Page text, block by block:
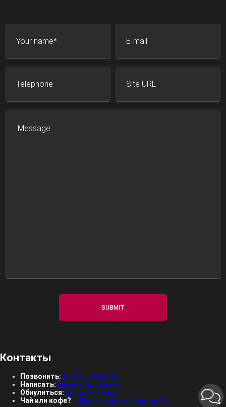
Контакты
Позвонить: +7 965 150 03 03
Написать: office@crazy.studio
Обнулиться: @artemcrazybot
Чай или кофе? г. Москва, ул. Лобненская 21.